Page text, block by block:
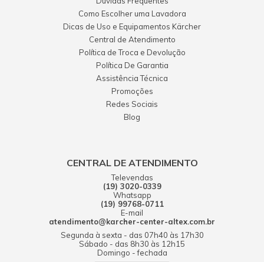
Como Escolher uma Lavadora
Dicas de Uso e Equipamentos Kärcher
Central de Atendimento
Política de Troca e Devolução
Política De Garantia
Assistência Técnica
Promoções
Redes Sociais
Blog
CENTRAL DE ATENDIMENTO
Televendas
(19) 3020-0339
Whatsapp
(19) 99768-0711
E-mail
atendimento@karcher-center-altex.com.br
Segunda à sexta - das 07h40 às 17h30
Sábado - das 8h30 às 12h15
Domingo - fechada